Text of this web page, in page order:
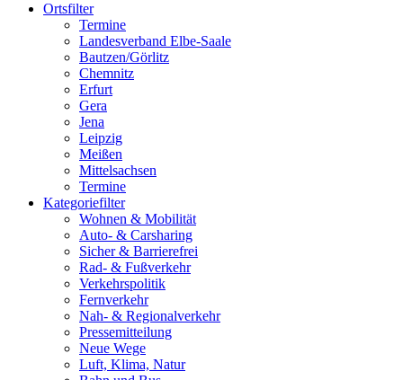
Ortsfilter
Termine
Landesverband Elbe-Saale
Bautzen/Görlitz
Chemnitz
Erfurt
Gera
Jena
Leipzig
Meißen
Mittelsachsen
Termine
Kategoriefilter
Wohnen & Mobilität
Auto- & Carsharing
Sicher & Barrierefrei
Rad- & Fußverkehr
Verkehrspolitik
Fernverkehr
Nah- & Regionalverkehr
Pressemitteilung
Neue Wege
Luft, Klima, Natur